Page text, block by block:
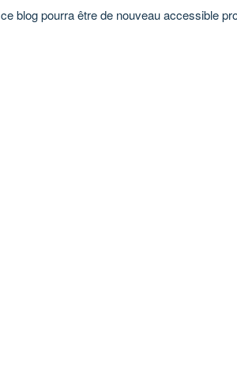
blog pourra être de nouveau accessible